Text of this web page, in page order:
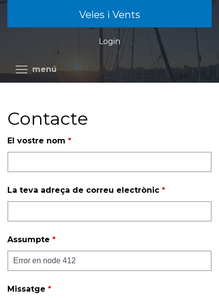
contingut
Veles i Vents
Login
menú Commuta la visibilitat del menú
Contacte
El vostre nom *
La teva adreça de correu electrònic *
Assumpte *
Missatge *